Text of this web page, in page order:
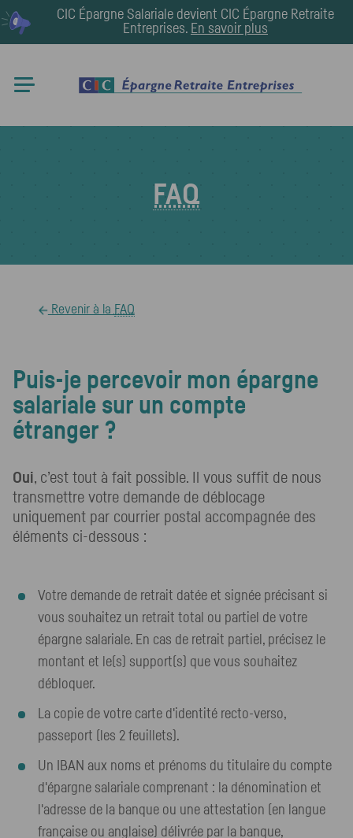
CIC Épargne Salariale devient CIC Épargne Retraite
Entreprises. En savoir plus
FAQ
Revenir à la FAQ
Puis-je percevoir mon épargne
salariale sur un compte
étranger ?
Oui, c’est tout à fait possible. Il vous suffit de nous
transmettre votre demande de déblocage
uniquement par courrier postal accompagnée des
éléments ci-dessous :
Votre demande de retrait datée et signée précisant si
vous souhaitez un retrait total ou partiel de votre
épargne salariale. En cas de retrait partiel, précisez le
montant et le(s) support(s) que vous souhaitez
débloquer.
La copie de votre carte d'identité recto-verso,
passeport (les 2 feuillets).
Un IBAN aux noms et prénoms du titulaire du compte
d'épargne salariale comprenant : la dénomination et
l'adresse de la banque ou une attestation (en langue
française ou anglaise) délivrée par la banque,